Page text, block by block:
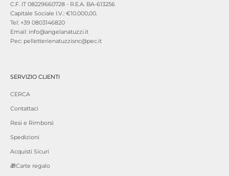
C.F. IT 08229660728 - R.E.A. BA-613256
Capitale Sociale I.V.: €10.000,00.
Tel: +39 0803146820
Email: info@angelanatuzzi.it
Pec: pelletterienatuzzisnc@pec.it
SERVIZIO CLIENTI
CERCA
Contattaci
Resi e Rimborsi
Spedizioni
Acquisti Sicuri
🎁Carte regalo